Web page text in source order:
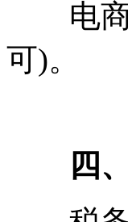
电商/
可)。
四、